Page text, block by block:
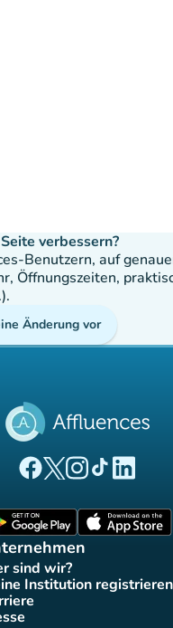
verbessern?
Benutzern, auf
Öffnungszeiten,
Änderung vor
(new tab)
(new tab)
(new tab)(new tab)
(new tab)
sind wir?
(new tab)
Institution registrieren
(new tab)
(new tab)